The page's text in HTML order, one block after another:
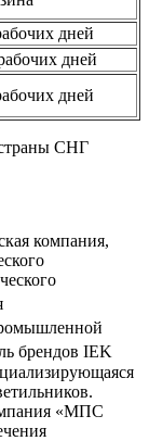
дней
дней
дней
страны СНГ
компания,
брендов IEK
«МПС